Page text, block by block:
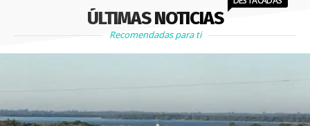
ÚLTIMAS NOTICIAS
Recomendadas para ti